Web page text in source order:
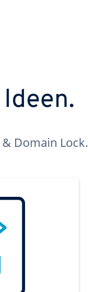
Domain Lock.